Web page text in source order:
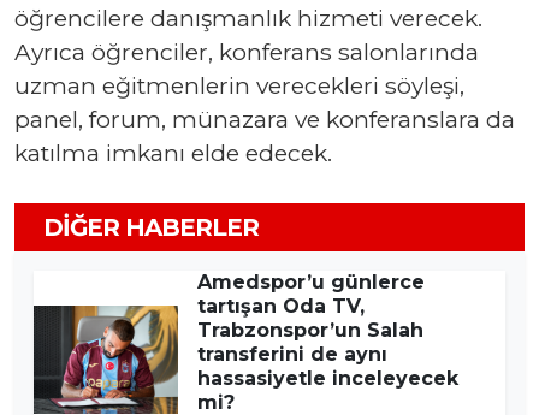
öğrencilere danışmanlık hizmeti verecek.
Ayrıca öğrenciler, konferans salonlarında
uzman eğitmenlerin verecekleri söyleşi,
panel, forum, münazara ve konferanslara da
katılma imkanı elde edecek.
DIĞER HABERLER
Amedspor’u günlerce
tartışan Oda TV,
Trabzonspor’un Salah
transferini de aynı
hassasiyetle inceleyecek
mi?